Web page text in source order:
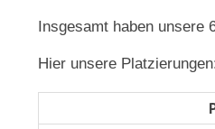
Insgesamt haben unsere
Hier unsere